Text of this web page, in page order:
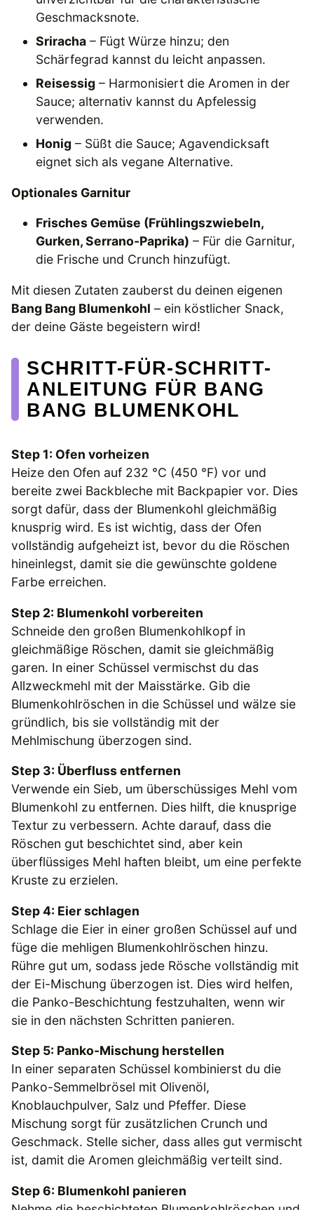
Geschmacksnote.
Sriracha – Fügt Würze hinzu; den
Schärfegrad kannst du leicht anpassen.
Reisessig – Harmonisiert die Aromen in der
Sauce; alternativ kannst du Apfelessig
verwenden.
Honig – Süßt die Sauce; Agavendicksaft
eignet sich als vegane Alternative.
Optionales Garnitur
Frisches Gemüse (Frühlingszwiebeln,
Gurken, Serrano-Paprika) – Für die Garnitur,
die Frische und Crunch hinzufügt.
Mit diesen Zutaten zauberst du deinen eigenen
Bang Bang Blumenkohl – ein köstlicher Snack,
der deine Gäste begeistern wird!
SCHRITT-FÜR-SCHRITT-
ANLEITUNG FÜR BANG
BANG BLUMENKOHL
Step 1: Ofen vorheizen
Heize den Ofen auf 232 °C (450 °F) vor und
bereite zwei Backbleche mit Backpapier vor. Dies
sorgt dafür, dass der Blumenkohl gleichmäßig
knusprig wird. Es ist wichtig, dass der Ofen
vollständig aufgeheizt ist, bevor du die Röschen
hineinlegst, damit sie die gewünschte goldene
Farbe erreichen.
Step 2: Blumenkohl vorbereiten
Schneide den großen Blumenkohlkopf in
gleichmäßige Röschen, damit sie gleichmäßig
garen. In einer Schüssel vermischst du das
Allzweckmehl mit der Maisstärke. Gib die
Blumenkohlröschen in die Schüssel und wälze sie
gründlich, bis sie vollständig mit der
Mehlmischung überzogen sind.
Step 3: Überfluss entfernen
Verwende ein Sieb, um überschüssiges Mehl vom
Blumenkohl zu entfernen. Dies hilft, die knusprige
Textur zu verbessern. Achte darauf, dass die
Röschen gut beschichtet sind, aber kein
überflüssiges Mehl haften bleibt, um eine perfekte
Kruste zu erzielen.
Step 4: Eier schlagen
Schlage die Eier in einer großen Schüssel auf und
füge die mehligen Blumenkohlröschen hinzu.
Rühre gut um, sodass jede Rösche vollständig mit
der Ei-Mischung überzogen ist. Dies wird helfen,
die Panko-Beschichtung festzuhalten, wenn wir
sie in den nächsten Schritten panieren.
Step 5: Panko-Mischung herstellen
In einer separaten Schüssel kombinierst du die
Panko-Semmelbrösel mit Olivenöl,
Knoblauchpulver, Salz und Pfeffer. Diese
Mischung sorgt für zusätzlichen Crunch und
Geschmack. Stelle sicher, dass alles gut vermischt
ist, damit die Aromen gleichmäßig verteilt sind.
Step 6: Blumenkohl panieren